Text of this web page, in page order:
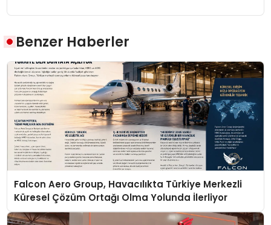
Benzer Haberler
Falcon Aero Group, Havacılıkta Türkiye Merkezli
Küresel Çözüm Ortağı Olma Yolunda İlerliyor